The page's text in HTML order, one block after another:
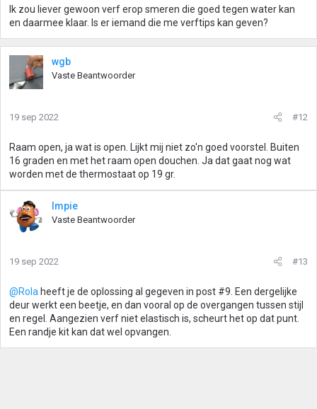
Ik zou liever gewoon verf erop smeren die goed tegen water kan
en daarmee klaar. Is er iemand die me verftips kan geven?
wgb
Vaste Beantwoorder
19 sep 2022 #12
Raam open, ja wat is open. Lijkt mij niet zo'n goed voorstel. Buiten
16 graden en met het raam open douchen. Ja dat gaat nog wat
worden met de thermostaat op 19 gr.
Impie
Vaste Beantwoorder
19 sep 2022 #13
@Rola heeft je de oplossing al gegeven in post #9. Een dergelijke
deur werkt een beetje, en dan vooral op de overgangen tussen stijl
en regel. Aangezien verf niet elastisch is, scheurt het op dat punt.
Een randje kit kan dat wel opvangen.